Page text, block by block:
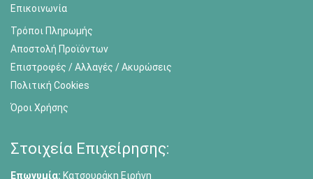
Επικοινωνία
Τρόποι Πληρωμής
Αποστολή Προϊόντων
Επιστροφές / Αλλαγές / Ακυρώσεις
Πολιτική Cookies
Όροι Χρήσης
Στοιχεία Επιχείρησης:
Επωνυμία: Κατσουράκη Ειρήνη